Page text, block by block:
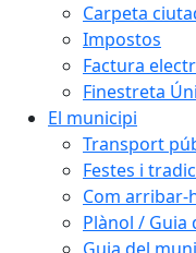
Carpeta
Impostos
Factura
Finestreta
El municipi
Transport
Festes i
Com arribar-
Plànol / Guia